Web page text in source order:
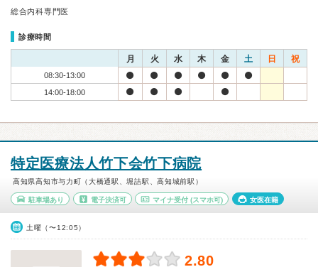
総合内科専門医
診療時間
月 火 水 木 金 土 日 祝
08:30-13:00
14:00-18:00
特定医療法人竹下会竹下病院
高知県高知市与力町（大橋通駅、堀詰駅、高知城前駅）
駐車場あり 電子決済可 マイナ受付 (スマホ可) 女医在籍
土曜（〜12:05）
2.80